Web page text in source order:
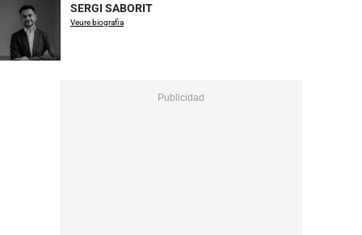
SERGI SABORIT
Veure biografia